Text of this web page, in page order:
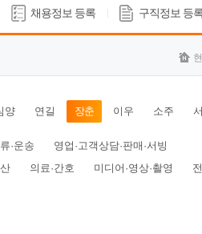
채용정보 등록 구직정보 등
양 연길 장춘 이우 소주
·운송
영업·고객상담·판매·서빙
의료·간호 미디어·영상·촬영